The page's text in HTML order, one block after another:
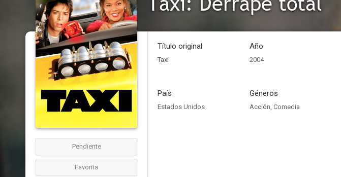
Pendiente
Favorita
Título original
Taxi
Año
2004
País
Estados Unidos
Géneros
Acción, Comedia